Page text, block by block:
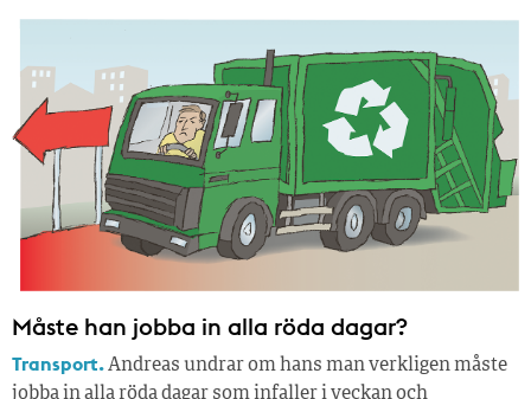
Måste han jobba in alla röda dagar?
Transport.Andreas undrar om hans man verkligen måste
jobba in alla röda dagar som infaller i veckan och